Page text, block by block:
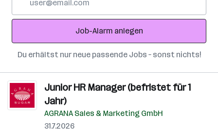
Adresse
Job-Alarm anlegen
Du erhältst nur neue passende Jobs – sonst nichts!
Junior HR Manager (befristet für 1
Jahr)
AGRANA Sales & Marketing GmbH
31.7.2026